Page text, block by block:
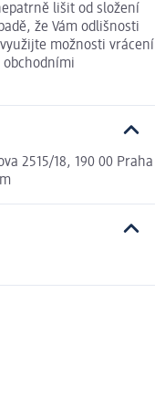
lišit od složení
že Vám odlišnosti
možnosti vrácení
obchodními
2515/18, 190 00 Praha